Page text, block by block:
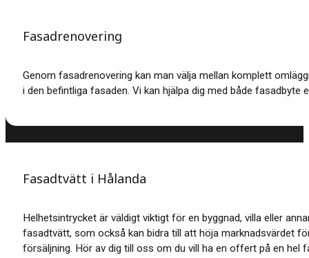
Fasadrenovering
Genom fasadrenovering kan man välja mellan komplett
i den befintliga fasaden. Vi kan hjälpa dig med både fasadbyte
Fasadtvätt i Hålanda
Helhetsintrycket är väldigt viktigt för en byggnad, villa eller
fasadtvätt, som också kan bidra till att höja marknadsvärdet
försäljning. Hör av dig till oss om du vill ha en offert på en hel